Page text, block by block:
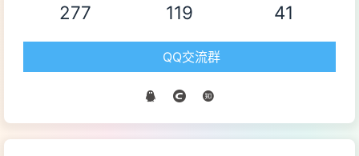
277 119 41
QQ交流群